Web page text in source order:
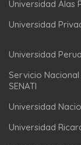
Universidad Alas
Universidad
Universidad
Servicio
SENATI
Universidad
Universidad